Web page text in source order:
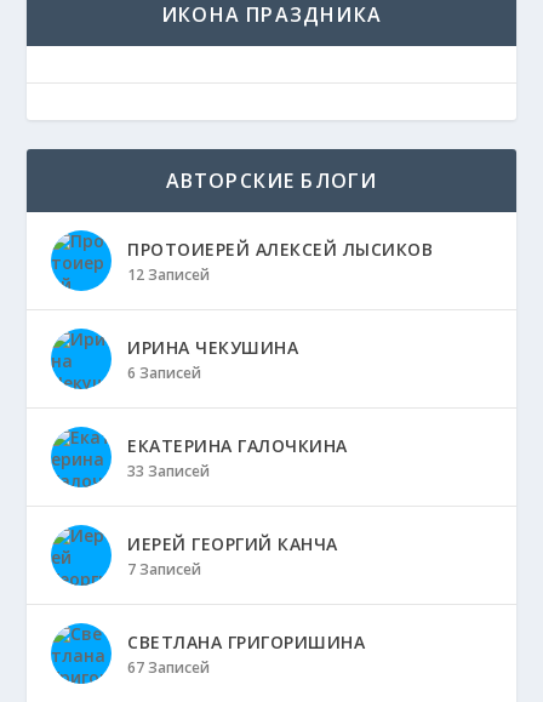
ИКОНА ПРАЗДНИКА
АВТОРСКИЕ БЛОГИ
ПРОТОИЕРЕЙ АЛЕКСЕЙ ЛЫСИКОВ
12 Записей
ИРИНА ЧЕКУШИНА
6 Записей
ЕКАТЕРИНА ГАЛОЧКИНА
33 Записей
ИЕРЕЙ ГЕОРГИЙ КАНЧА
7 Записей
СВЕТЛАНА ГРИГОРИШИНА
67 Записей